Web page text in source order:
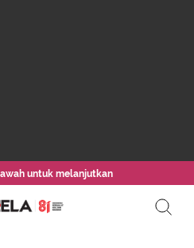
untuk melanjutkan